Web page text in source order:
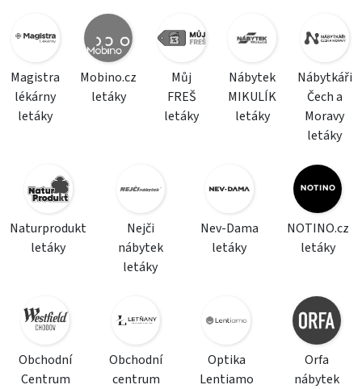
Magistra
lékárny
letáky
Mobino.cz
letáky
Můj
FREŠ
letáky
Nábytek
MIKULÍK
letáky
Nábytkáři
Čech a
Moravy
letáky
Naturprodukt
letáky
Nejči
nábytek
letáky
Nev-Dama
letáky
NOTINO.cz
letáky
Obchodní
Centrum
Obchodní
centrum
Optika
Lentiamo
Orfa
nábytek